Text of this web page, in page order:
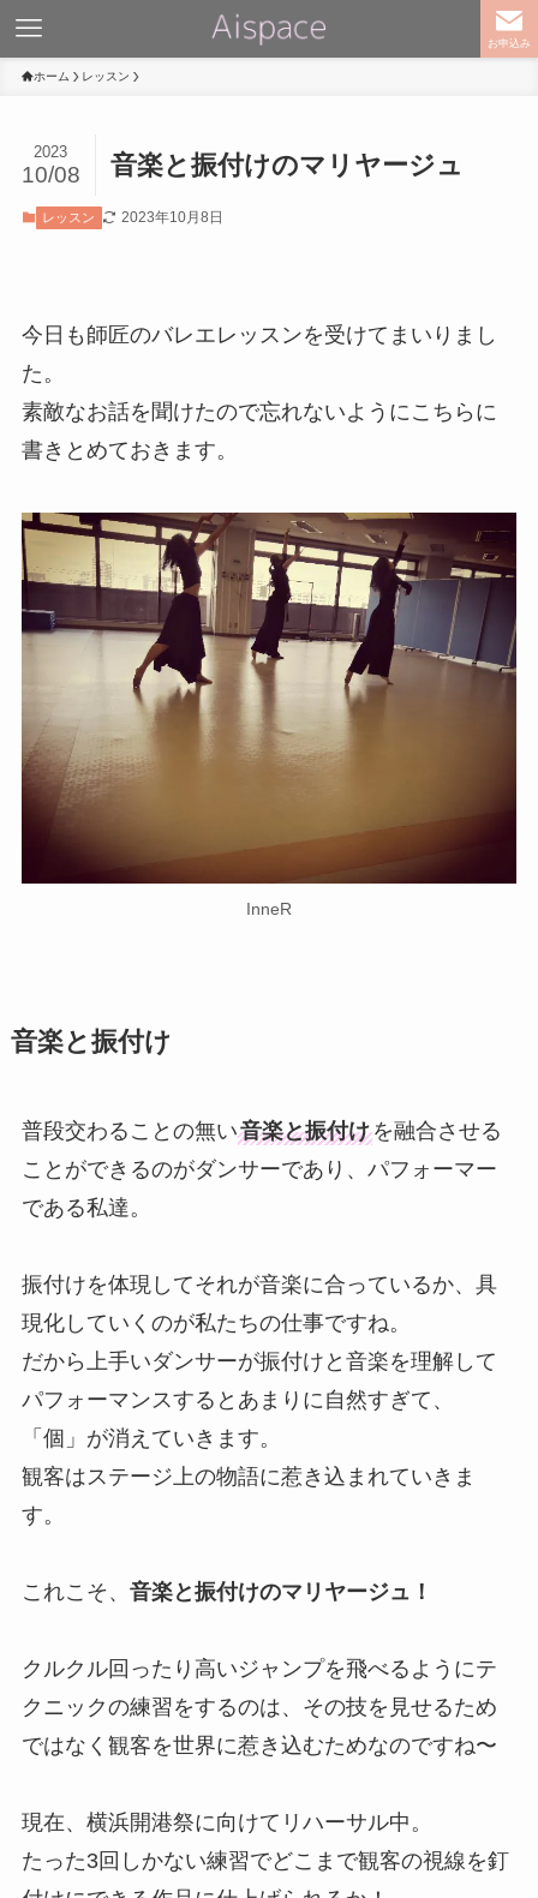
お申込み
ホーム レッスン
音楽と振付けのマリヤージュ
2023
10/08
レッスン 2023年10月8日
今日も師匠のバレエレッスンを受けてまいりまし
た。
素敵なお話を聞けたので忘れないようにこちらに
書きとめておきます。
InneR
音楽と振付け
普段交わることの無い音楽と振付けを融合させる
ことができるのがダンサーであり、パフォーマー
である私達。
振付けを体現してそれが音楽に合っているか、具
現化していくのが私たちの仕事ですね。
だから上手いダンサーが振付けと音楽を理解して
パフォーマンスするとあまりに自然すぎて、
「個」が消えていきます。
観客はステージ上の物語に惹き込まれていきま
す。
これこそ、 音楽と振付けのマリヤージュ！
クルクル回ったり高いジャンプを飛べるようにテ
クニックの練習をするのは、その技を見せるため
ではなく観客を世界に惹き込むためなのですね〜
現在、横浜開港祭に向けてリハーサル中。
たった3回しかない練習でどこまで観客の視線を釘